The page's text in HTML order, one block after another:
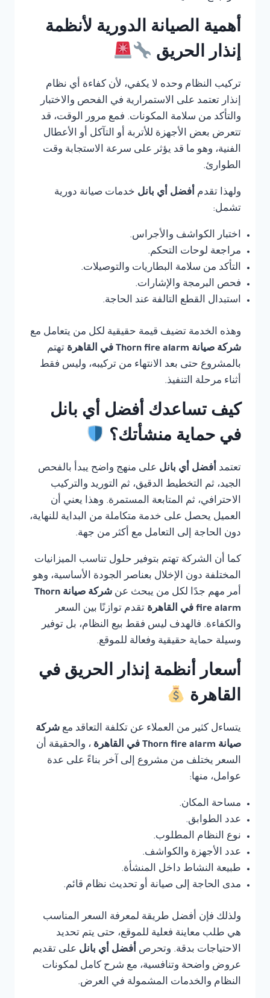
أهمية الصيانة الدورية لأنظمة
إنذار الحريق
تركيب النظام وحده لا يكفي، لأن كفاءة أي نظام
إنذار تعتمد على الاستمرارية في الفحص والاختبار
والتأكد من سلامة المكونات. فمع مرور الوقت، قد
تتعرض بعض الأجهزة للأتربة أو التآكل أو الأعطال
الفنية، وهو ما قد يؤثر على سرعة الاستجابة وقت
الطوارئ.
ولهذا تقدم أفضل أي بانل خدمات صيانة دورية
تشمل:
اختبار الكواشف والأجراس.
مراجعة لوحات التحكم.
التأكد من سلامة البطاريات والتوصيلات.
فحص البرمجة والإشارات.
استبدال القطع التالفة عند الحاجة.
وهذه الخدمة تضيف قيمة حقيقية لكل من يتعامل مع
شركة صيانة Thorn fire alarm في القاهرة
تهتم
بالمشروع حتى بعد الانتهاء من تركيبه، وليس فقط
أثناء مرحلة التنفيذ.
كيف تساعدك أفضل أي بانل
في حماية منشأتك؟
تعتمد أفضل أي بانل على منهج واضح يبدأ بالفحص
الجيد، ثم التخطيط الدقيق، ثم التوريد والتركيب
الاحترافي، ثم المتابعة المستمرة. وهذا يعني أن
العميل يحصل على خدمة متكاملة من البداية للنهاية،
دون الحاجة إلى التعامل مع أكثر من جهة.
كما أن الشركة تهتم بتوفير حلول تناسب الميزانيات
المختلفة دون الإخلال بعناصر الجودة الأساسية، وهو
أمر مهم جدًا لكل من يبحث عن
شركة صيانة Thorn
fire alarm في القاهرة
تقدم توازنًا بين السعر
والكفاءة. فالهدف ليس فقط بيع النظام، بل توفير
وسيلة حماية حقيقية وفعالة للموقع.
أسعار أنظمة إنذار الحريق في
القاهرة
يتساءل كثير من العملاء عن تكلفة التعاقد مع شركة
صيانة Thorn fire alarm في القاهرة
، والحقيقة أن
السعر يختلف من مشروع إلى آخر بناءً على عدة
عوامل، منها:
مساحة المكان.
عدد الطوابق.
نوع النظام المطلوب.
عدد الأجهزة والكواشف.
طبيعة النشاط داخل المنشأة.
مدى الحاجة إلى صيانة أو تحديث نظام قائم.
ولذلك فإن أفضل طريقة لمعرفة السعر المناسب
هي طلب معاينة فعلية للموقع، حتى يتم تحديد
الاحتياجات بدقة. وتحرص أفضل أي بانل على تقديم
عروض واضحة وتنافسية، مع شرح كامل لمكونات
النظام والخدمات المشمولة في العرض.